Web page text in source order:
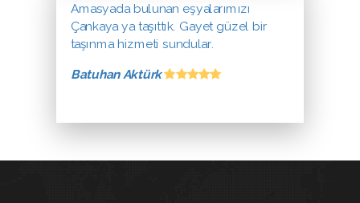
Amasyada bulunan eşyalarımızı
Çankaya ya taşıttık. Gayet güzel bir
taşınma hizmeti sundular.
Batuhan Aktürk